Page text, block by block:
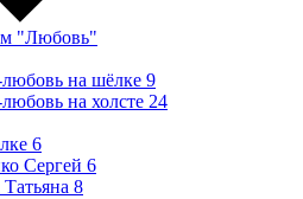
"Любовь"
на шёлке 9
на холсте 24
6
Сергей 6
8